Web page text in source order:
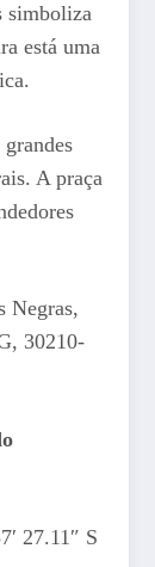
simboliza
está uma
A praça
Negras,
30210-
27.11″ S